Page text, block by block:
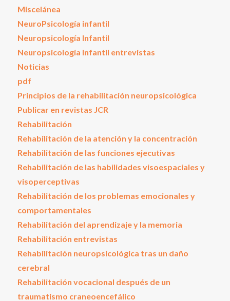
Miscelánea
NeuroPsicología infantil
Neuropsicología Infantil
Neuropsicología Infantil entrevistas
Noticias
pdf
Principios de la rehabilitación neuropsicológica
Publicar en revistas JCR
Rehabilitación
Rehabilitación de la atención y la concentración
Rehabilitación de las funciones ejecutivas
Rehabilitación de las habilidades visoespaciales y
visoperceptivas
Rehabilitación de los problemas emocionales y
comportamentales
Rehabilitación del aprendizaje y la memoria
Rehabilitación entrevistas
Rehabilitación neuropsicológica tras un daño
cerebral
Rehabilitación vocacional después de un
traumatismo craneoencefálico